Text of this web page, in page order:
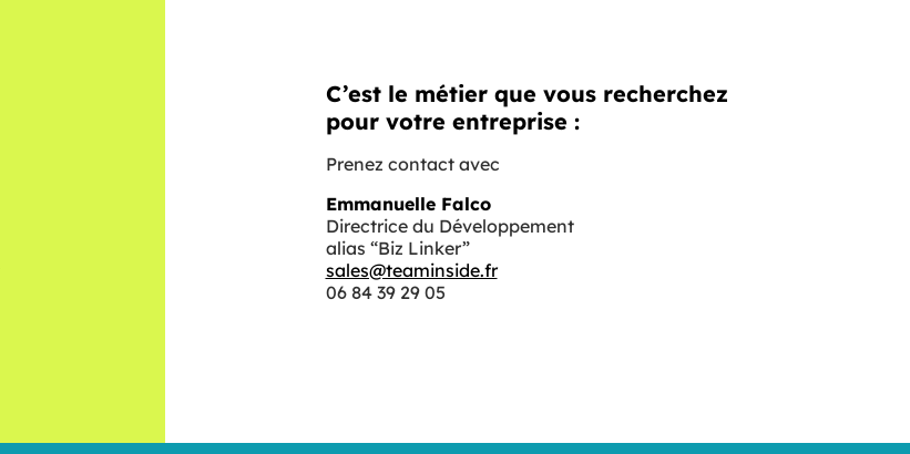
C’est le métier que vous recherchez
pour votre entreprise :
Prenez contact avec
Emmanuelle Falco
Directrice du Développement
alias “Biz Linker”
sales@teaminside.fr
06 84 39 29 05